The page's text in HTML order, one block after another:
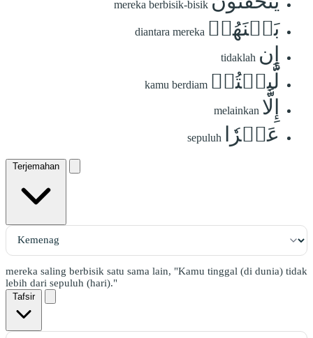
mereka berbisik-bisik
بَيۡنَهُمۡ diantara mereka
إِن tidaklah
لَّبِثۡتُمۡ kamu berdiam
إِلَّا melainkan
عَشۡرٗا sepuluh
Terjemahan
mereka saling berbisik satu sama lain, "Kamu tinggal (di dunia) tidak
lebih dari sepuluh (hari)."
Tafsir